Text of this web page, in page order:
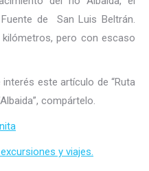
de San Luis Beltrán.
pero con escaso
este artículo de “Ruta
compártelo.
y viajes.